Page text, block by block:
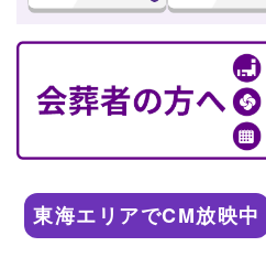
東海エリアでCM放映中